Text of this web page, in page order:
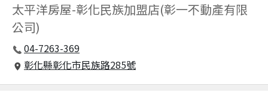
太平洋房屋-彰化民族加盟店(彰一不動產有限
公司)
04-7263-369
彰化縣彰化市民族路285號